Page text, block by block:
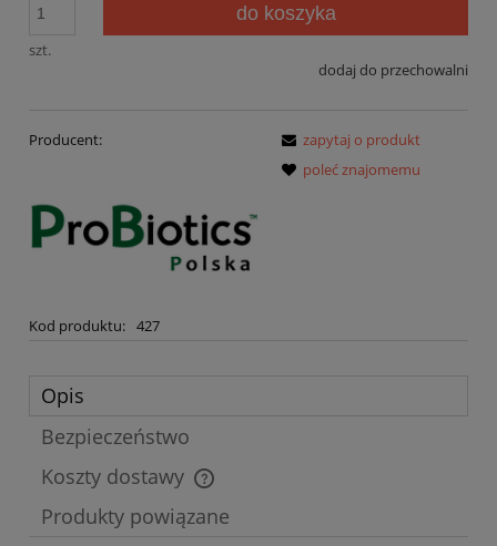
szt.
do koszyka
dodaj do przechowalni
Producent:
Kod produktu: 427
zapytaj o produkt
poleć znajomemu
Opis
Bezpieczeństwo
Koszty dostawy
Cena nie zawiera ewentualnych kosztów płatności
Produkty powiązane